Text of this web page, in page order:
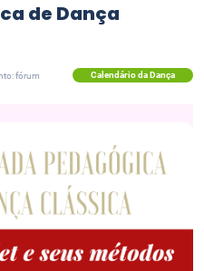
de Dança
fórum Calendário da Dança